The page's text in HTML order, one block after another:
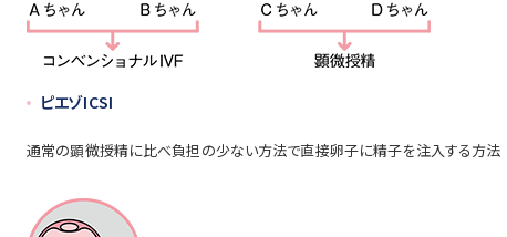
ピエゾICSI
通常の顕微授精に比べ負担の少ない方法で直接卵子に精子を注入する方法